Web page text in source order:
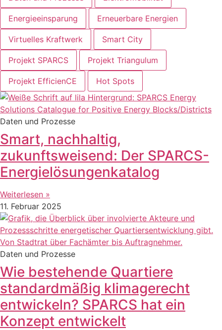
Energieeinsparung Erneuerbare Energien
Virtuelles Kraftwerk Smart City
Projekt SPARCS Projekt Triangulum
Projekt EfficienCE Hot Spots
Daten und Prozesse
Smart, nachhaltig,
zukunftsweisend: Der SPARCS-
Energielösungenkatalog
Weiterlesen »
11. Februar 2025
Daten und Prozesse
Wie bestehende Quartiere
standardmäßig klimagerecht
entwickeln? SPARCS hat ein
Konzept entwickelt